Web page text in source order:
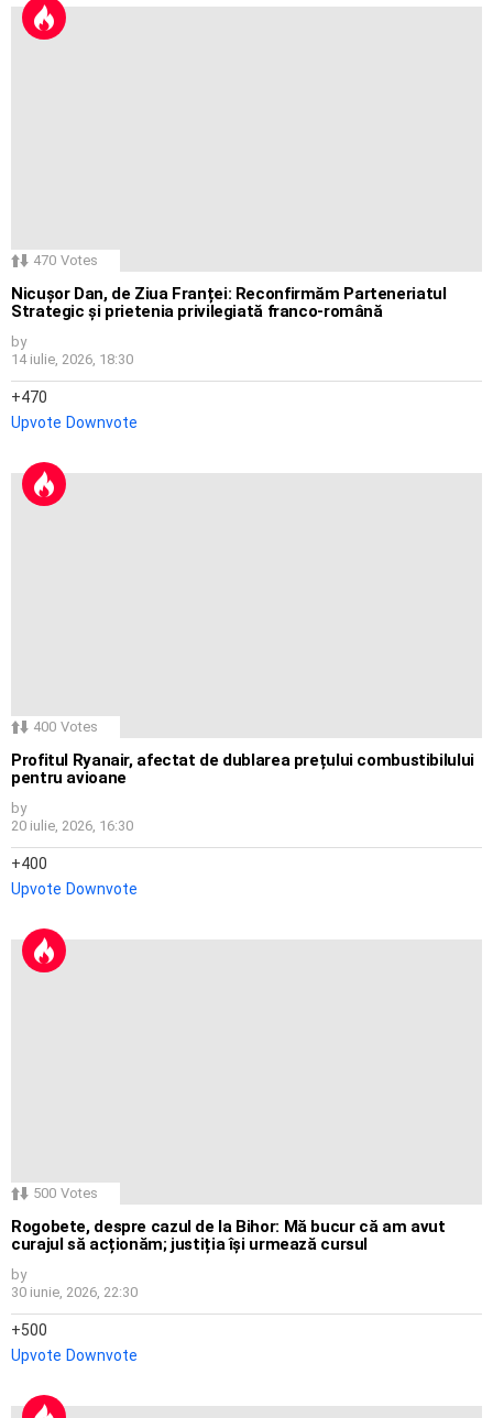
470 Votes
Nicușor Dan, de Ziua Franței: Reconfirmăm Parteneriatul
Strategic și prietenia privilegiată franco-română
by
14 iulie, 2026, 18:30
470
Upvote Downvote
400 Votes
Profitul Ryanair, afectat de dublarea prețului combustibilului
pentru avioane
by
20 iulie, 2026, 16:30
400
Upvote Downvote
500 Votes
Rogobete, despre cazul de la Bihor: Mă bucur că am avut
curajul să acționăm; justiția își urmează cursul
by
30 iunie, 2026, 22:30
500
Upvote Downvote